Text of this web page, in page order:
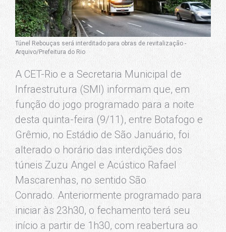
Túnel Rebouças será interditado para obras de revitalização -
Arquivo/Prefeitura do Rio
A CET-Rio e a Secretaria Municipal de
Infraestrutura (SMI) informam que, em
função do jogo programado para a noite
desta quinta-feira (9/11), entre Botafogo e
Grêmio, no Estádio de São Januário, foi
alterado o horário das interdições dos
túneis Zuzu Angel e Acústico Rafael
Mascarenhas, no sentido São
Conrado. Anteriormente programado para
iniciar às 23h30, o fechamento terá seu
início a partir de 1h30, com reabertura ao